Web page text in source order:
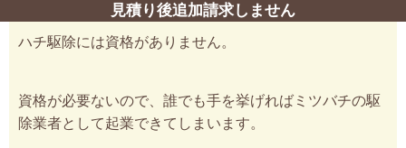
見積り後追加請求しません
ハチ駆除には資格がありません。
資格が必要ないので、誰でも手を挙げればミツバチの駆
除業者として起業できてしまいます。